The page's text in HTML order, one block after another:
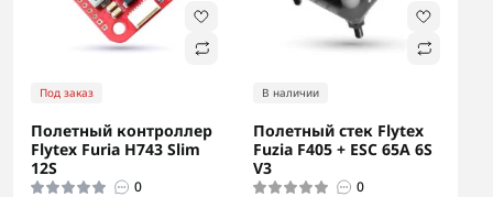
Под заказ
Полетный контроллер
Flytex Furia H743 Slim
12S
0
В наличии
Полетный стек Flytex
Fuzia F405 + ESC 65A 6S
V3
0